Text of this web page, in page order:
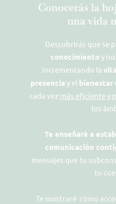
Conocerás la
una vida
Descubrirás que se
conocimiento y
incrementando la
presencia y el bienestar
cada vez más eficientey
los
Te enseñaré a
comunicación
mensajes que tu
tu
Te mostraré cómo